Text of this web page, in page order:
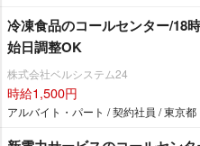
冷凍食品のコールセンター/18
始日調整OK
株式会社ベルシステム24
時給1,500円
アルバイト・パート / 契約社員 / 東京都